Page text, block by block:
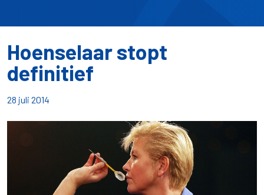
Hoenselaar stopt
definitief
28 juli 2014